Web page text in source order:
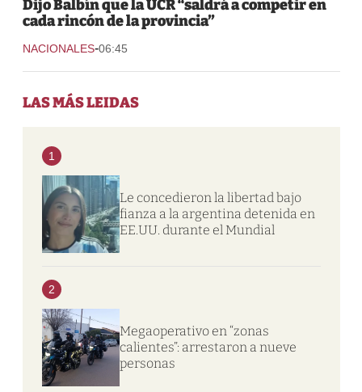
Dijo Balbín que la UCR “saldrá a competir en
cada rincón de la provincia”
NACIONALES-06:45
LAS MÁS LEIDAS
1
Le concedieron la libertad bajo
fianza a la argentina detenida en
EE.UU. durante el Mundial
2
Megaoperativo en “zonas
calientes”: arrestaron a nueve
personas